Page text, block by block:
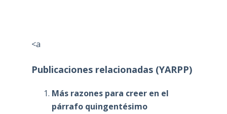
<a
Publicaciones relacionadas (YARPP)
Más razones para creer en el
párrafo quingentésimo